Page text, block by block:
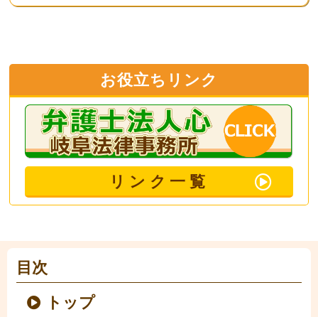
お役立ちリンク
リンク一覧
目次
トップ